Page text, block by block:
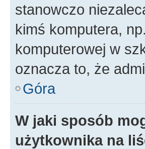
stanowczo
kimś komputera,
komputerowej w
oznacza to, że
Góra
W jaki sposób
użytkownika na